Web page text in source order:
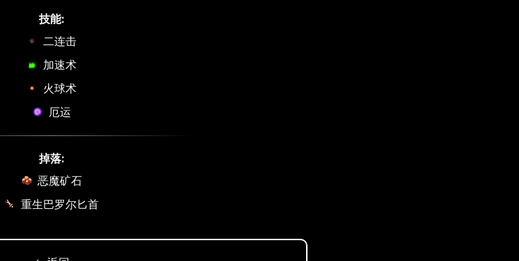
技能:
二连击
加速术
火球术
厄运
掉落:
恶魔矿石
重生巴罗尔匕首